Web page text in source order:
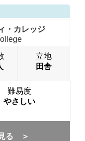
・カレッジ
立地
田舎
難易度
やさしい
る ＞